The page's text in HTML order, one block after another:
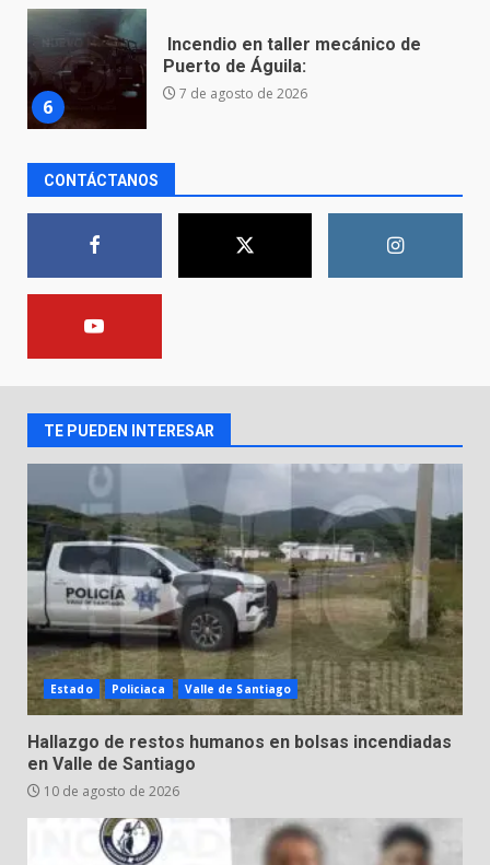
7
Inauguran la Galería Historia y
Arte en Cartonería
7 de agosto de 2026
bolsas incendiadas en Valle de
Santiago
10 de agosto de 2026
2
3
En consultorio médico lesiona a
una mujer
8 de agosto de 2026
4
Lesiona a un Trabajador de
Linteck
8 de agosto de 2026
5
Aprender jugando también salva
vidas.
8 de agosto de 2026
CONTÁCTANOS
TE PUEDEN INTERESAR
Estado Policiaca Valle de Santiago
Hallazgo de restos humanos en bolsas incendiadas
en Valle de Santiago
10 de agosto de 2026